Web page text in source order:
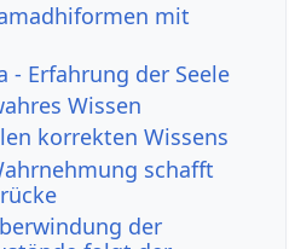
mit
- Erfahrung der Seele
Wissen
korrekten Wissens
schafft
der